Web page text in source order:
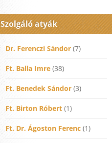
Szolgáló atyák
Dr. Ferenczi Sándor (7)
Ft. Balla Imre (38)
Ft. Benedek Sándor (3)
Ft. Birton Róbert (1)
Ft. Dr. Ágoston Ferenc (1)